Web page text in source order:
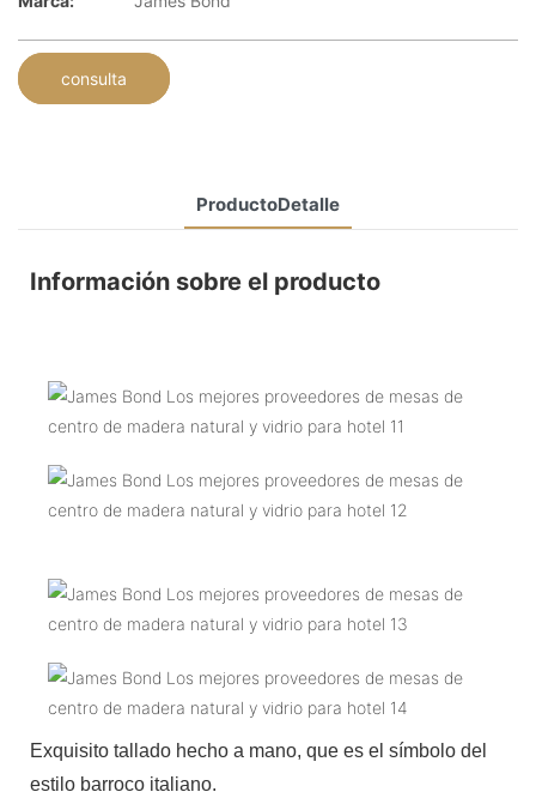
consulta
ProductoDetalle
Información sobre el producto
Exquisito tallado hecho a mano, que es el símbolo del
estilo barroco italiano.